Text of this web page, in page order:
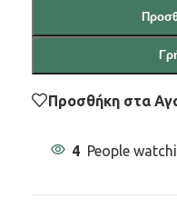
Προσθήκη στα
4 People